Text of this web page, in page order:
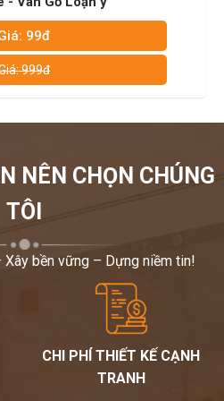
Hoàng gia phát luôn sẵn
hàng 24/7. Rất mong được
cho ngôi nhà của bạn!
trọng!
NÊN CHỌN CHÚNG
TÔI
Xây bền vững – Dựng niềm tin!
CHI PHÍ THIẾT KẾ CẠNH
TRANH